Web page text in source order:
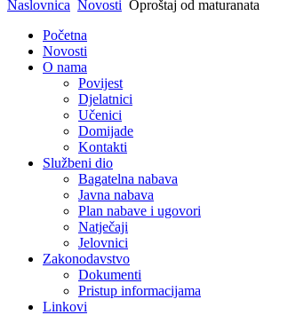
Naslovnica Novosti Oproštaj od maturanata
Početna
Novosti
O nama
Povijest
Djelatnici
Učenici
Domijade
Kontakti
Službeni dio
Bagatelna nabava
Javna nabava
Plan nabave i ugovori
Natječaji
Jelovnici
Zakonodavstvo
Dokumenti
Pristup informacijama
Linkovi